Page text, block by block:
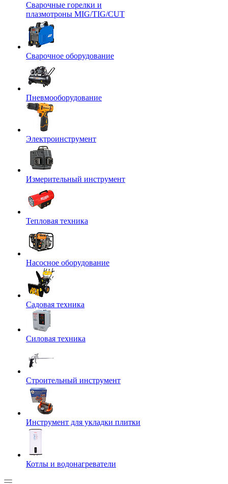
Сварочные горелки и
плазмотроны MIG/TIG/CUT
Сварочное оборудование
Пневмооборудование
Электроинструмент
Измерительный инструмент
Тепловая техника
Насосное оборудование
Садовая техника
Силовая техника
Строительный инструмент
Инструмент для укладки плитки
Котлы и водонагреватели